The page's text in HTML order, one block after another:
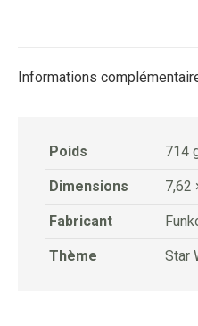
Informations
Poids 714
Dimensions 7,62
Fabricant
Thème Star